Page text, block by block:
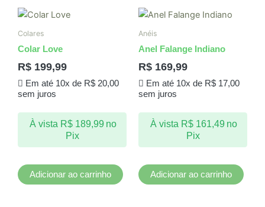
Colares
Colar Love
R$ 199,99
Em até 10x de R$20,00
sem juros
À vista R$189,99 no
Pix
Adicionar ao carrinho
Anéis
Anel Falange Indiano
R$ 169,99
Em até 10x de R$17,00
sem juros
À vista R$161,49 no
Pix
Adicionar ao carrinho